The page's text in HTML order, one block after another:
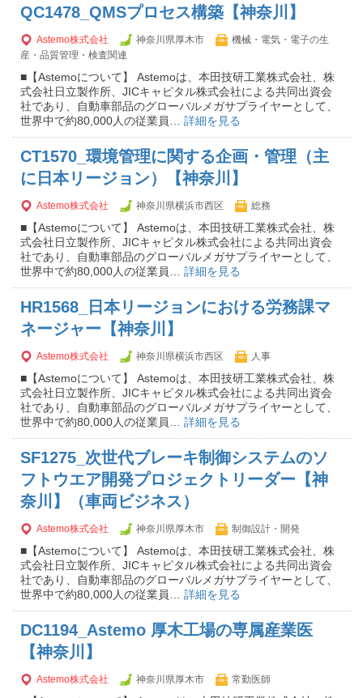
QC1478_QMSプロセス構築【神奈川】
Astemo株式会社 神奈川県厚木市
機械・電気・電子の生
産・品質管理・検査関連
■【Astemoについて】 Astemoは、本田技研工業株式会社、株
式会社日立製作所、JICキャピタル株式会社による共同出資会
社であり、自動車部品のグローバルメガサプライヤーとして、
世界中で約80,000人の従業員… 詳細を見る
CT1570_環境管理に関する企画・管理（主
に日本リージョン）【神奈川】
Astemo株式会社 神奈川県横浜市西区 総務
■【Astemoについて】 Astemoは、本田技研工業株式会社、株
式会社日立製作所、JICキャピタル株式会社による共同出資会
社であり、自動車部品のグローバルメガサプライヤーとして、
世界中で約80,000人の従業員… 詳細を見る
HR1568_日本リージョンにおける労務課マ
ネージャー【神奈川】
Astemo株式会社 神奈川県横浜市西区 人事
■【Astemoについて】 Astemoは、本田技研工業株式会社、株
式会社日立製作所、JICキャピタル株式会社による共同出資会
社であり、自動車部品のグローバルメガサプライヤーとして、
世界中で約80,000人の従業員… 詳細を見る
SF1275_次世代ブレーキ制御システムのソ
フトウエア開発プロジェクトリーダー【神
奈川】（車両ビジネス）
Astemo株式会社 神奈川県厚木市 制御設計・開発
■【Astemoについて】 Astemoは、本田技研工業株式会社、株
式会社日立製作所、JICキャピタル株式会社による共同出資会
社であり、自動車部品のグローバルメガサプライヤーとして、
世界中で約80,000人の従業員… 詳細を見る
DC1194_Astemo 厚木工場の専属産業医
【神奈川】
Astemo株式会社 神奈川県厚木市 常勤医師